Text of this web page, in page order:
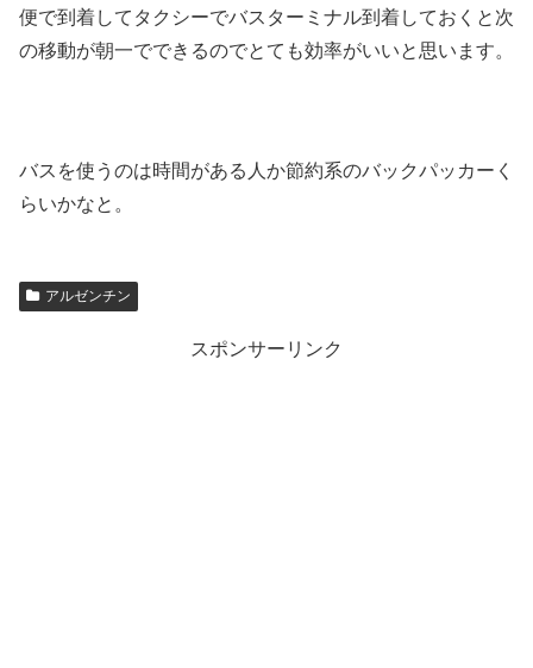
便で到着してタクシーでバスターミナル到着しておくと次
の移動が朝一でできるのでとても効率がいいと思います。
バスを使うのは時間がある人か節約系のバックパッカーく
らいかなと。
アルゼンチン
スポンサーリンク